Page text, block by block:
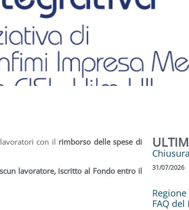
con il rimborso delle spese di
lavoratore, iscritto al Fondo entro il
31/07/2026
FAQ